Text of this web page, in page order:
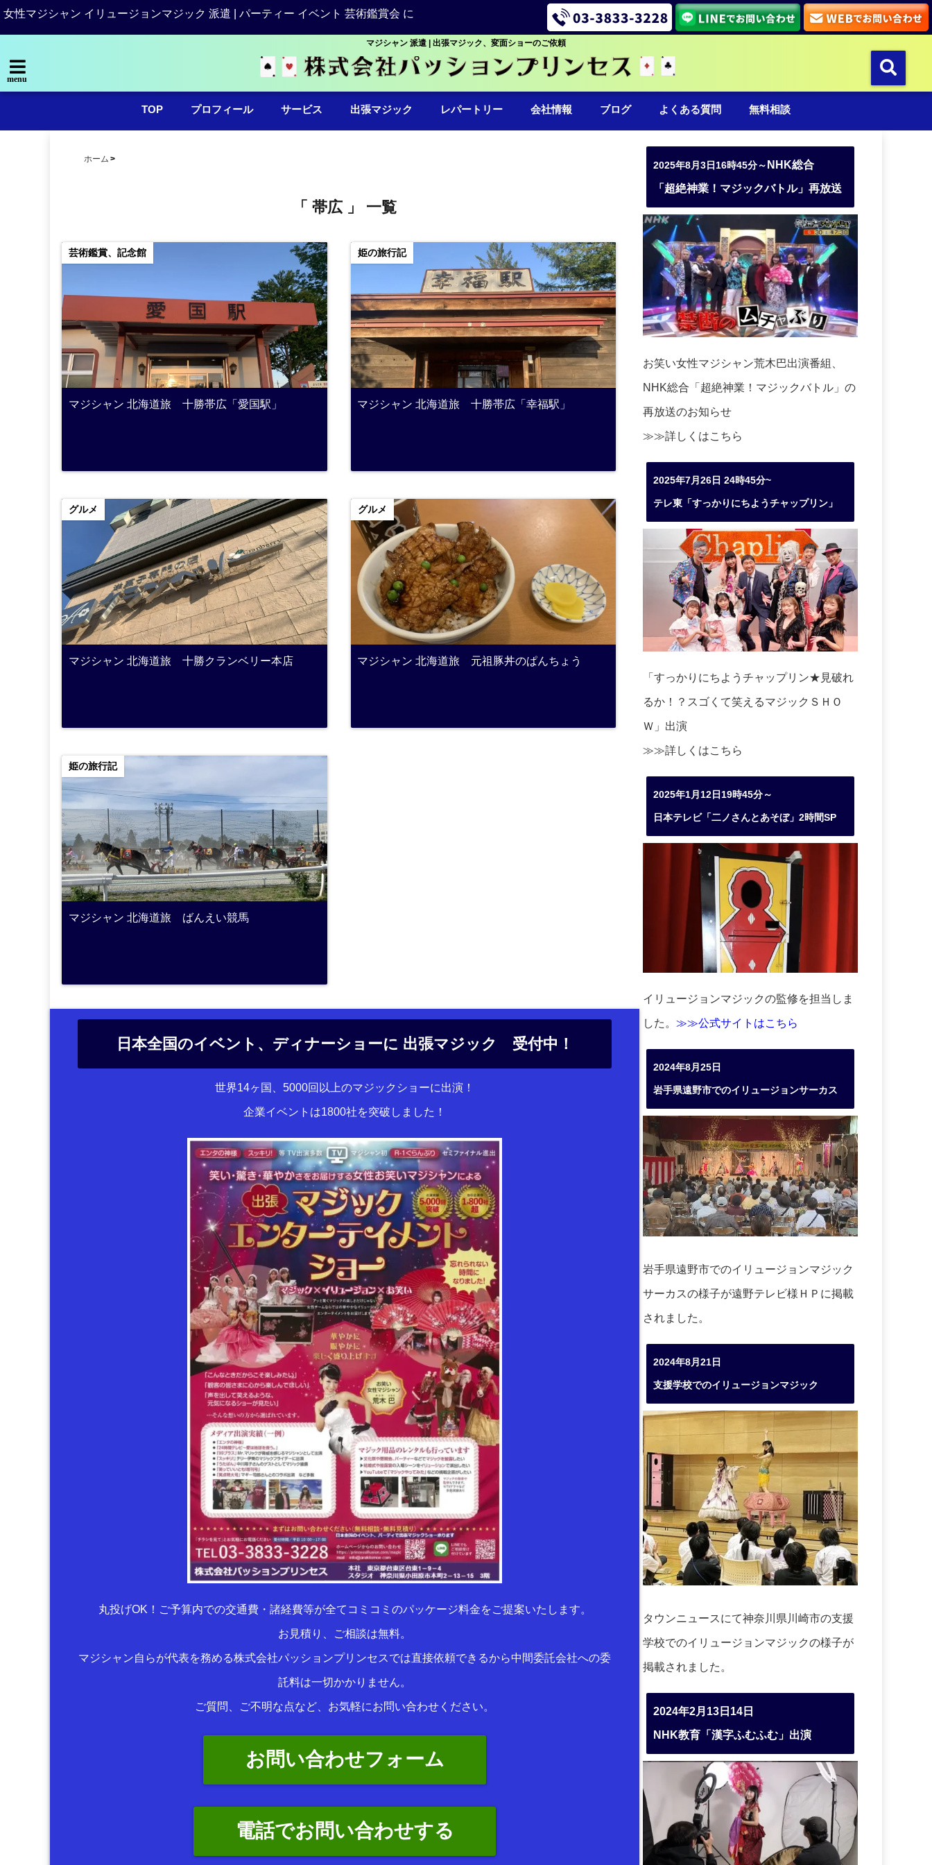
女性マジシャン イリュージョンマジック 派遣 | パーティー イベント 芸術鑑賞会 に
マジシャン 派遣 | 出張マジック、変面ショーのご依頼
menu
TOP プロフィール サービス 出張マジック レパートリー 会社情報 ブログ よくある質問 無料相談
ホーム
「 帯広 」 一覧
芸術鑑賞、記念館
マジシャン 北海道旅 十勝帯広「愛国駅」
姫の旅行記
マジシャン 北海道旅 十勝帯広「幸福駅」
グルメ
マジシャン 北海道旅 十勝クランベリー本店
グルメ
マジシャン 北海道旅 元祖豚丼のぱんちょう
姫の旅行記
マジシャン 北海道旅 ばんえい競馬
日本全国のイベント、ディナーショーに 出張マジック 受付中！
世界14ヶ国、5000回以上のマジックショーに出演！
企業イベントは1800社を突破しました！
丸投げOK！ご予算内での交通費・諸経費等が全てコミコミのパッケージ料金をご提案いたします。
お見積り、ご相談は無料。
マジシャン自らが代表を務める株式会社パッションプリンセスでは直接依頼できるから中間委託会社への委
託料は一切かかりません。
ご質問、ご不明な点など、お気軽にお問い合わせください。
お問い合わせフォーム
電話でお問い合わせする
2025年8月3日16時45分～ NHK総合
「超絶神業！マジックバトル」再放送
お笑い女性マジシャン荒木巴出演番組、
NHK総合「超絶神業！マジックバトル」の
再放送のお知らせ
≫≫詳しくはこちら
2025年7月26日 24時45分~
テレ東「すっかりにちようチャップリン」
「すっかりにちようチャップリン★見破れ
るか！？スゴくて笑えるマジックＳＨＯ
Ｗ」出演
≫≫詳しくはこちら
2025年1月12日19時45分～
日本テレビ「二ノさんとあそぼ」2時間SP
イリュージョンマジックの監修を担当しま
した。 ≫≫公式サイトはこちら
2024年8月25日
岩手県遠野市でのイリュージョンサーカス
岩手県遠野市でのイリュージョンマジック
サーカスの様子が遠野テレビ様ＨＰに掲載
されました。
2024年8月21日
支援学校でのイリュージョンマジック
タウンニュースにて神奈川県川崎市の支援
学校でのイリュージョンマジックの様子が
掲載されました。
2024年2月13日14日
NHK教育「漢字ふむふむ」出演